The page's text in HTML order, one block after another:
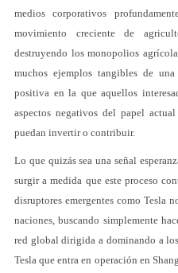
medios corporativos
movimiento creciente de
destruyendo los monopolios
muchos ejemplos tangibles de
positiva en la que aquellos
aspectos negativos del papel
puedan invertir o contribuir.
Lo que quizás sea una señal
surgir a medida que este proceso
disruptores emergentes como Tesla
naciones, buscando simplemente
red global dirigida a dominando a
Tesla que entra en operación en